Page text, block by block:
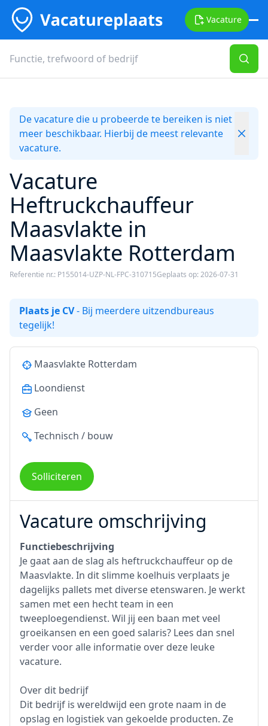
Vacature
De vacature die u probeerde te bereiken is niet
meer beschikbaar. Hierbij de meest relevante
vacature.
Vacature
Heftruckchauffeur
Maasvlakte in
Maasvlakte Rotterdam
Referentie nr.: P155014-UZP-NL-FPC-310715Geplaats op: 2026-07-31
Plaats je CV- Bij meerdere uitzendbureaus
tegelijk!
Maasvlakte Rotterdam
Loondienst
Geen
Technisch / bouw
Solliciteren
Vacature omschrijving
Functiebeschrijving
Je gaat aan de slag als heftruckchauffeur op de
Maasvlakte. In dit slimme koelhuis verplaats je
dagelijks pallets met diverse etenswaren. Je werkt
samen met een hecht team in een
tweeploegendienst. Wil jij een baan met veel
groeikansen en een goed salaris? Lees dan snel
verder voor alle informatie over deze leuke
vacature.
Over dit bedrijf
Dit bedrijf is wereldwijd een grote naam in de
opslag en logistiek van gekoelde producten. Ze